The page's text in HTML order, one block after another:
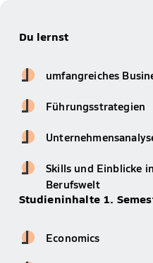
Du lernst
umfangreiches
Führungsstrategien
Skills und Einblicke
Berufswelt
Studieninhalte 1.
Economics